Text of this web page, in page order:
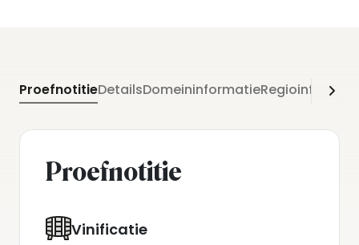
ProefnotitieDetailsDomeininformatie
Proefnotitie
Vinificatie